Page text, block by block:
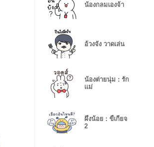
น้องกลมเองจ้า
อ้วงจัง วาดเล่น
น้องต่ายนุ่ม : รัก
เเม่
ผึ้งน้อย : ขี้เกียจ
2